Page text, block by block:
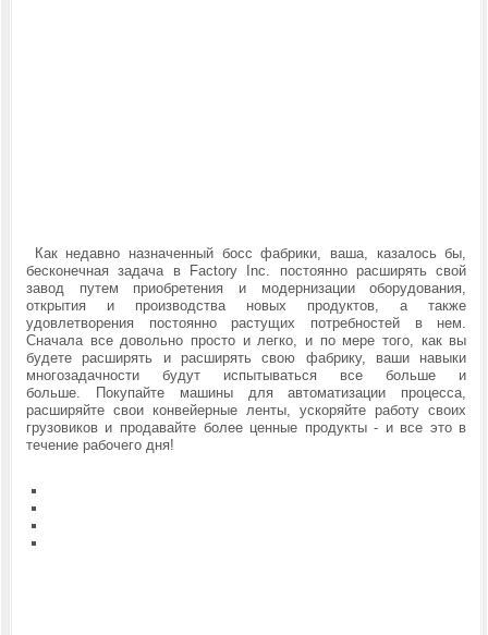
Как недавно назначенный босс фабрики, ваша, казалось бы,
бесконечная задача в Factory Inc. постоянно расширять свой
завод путем приобретения и модернизации оборудования,
открытия и производства новых продуктов, а также
удовлетворения постоянно растущих потребностей в нем.
Сначала все довольно просто и легко, и по мере того, как вы
будете расширять и расширять свою фабрику, ваши навыки
многозадачности будут испытываться все больше и
больше. Покупайте машины для автоматизации процесса,
расширяйте свои конвейерные ленты, ускоряйте работу своих
грузовиков и продавайте более ценные продукты - и все это в
течение рабочего дня!